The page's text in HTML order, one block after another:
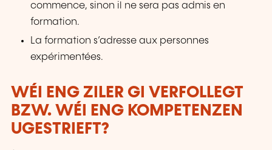
commence, sinon il ne sera pas admis en
formation.
La formation s’adresse aux personnes
expérimentées.
WÉI ENG ZILER GI VERFOLLEGT
BZW. WÉI ENG KOMPETENZEN
UGESTRIEFT?